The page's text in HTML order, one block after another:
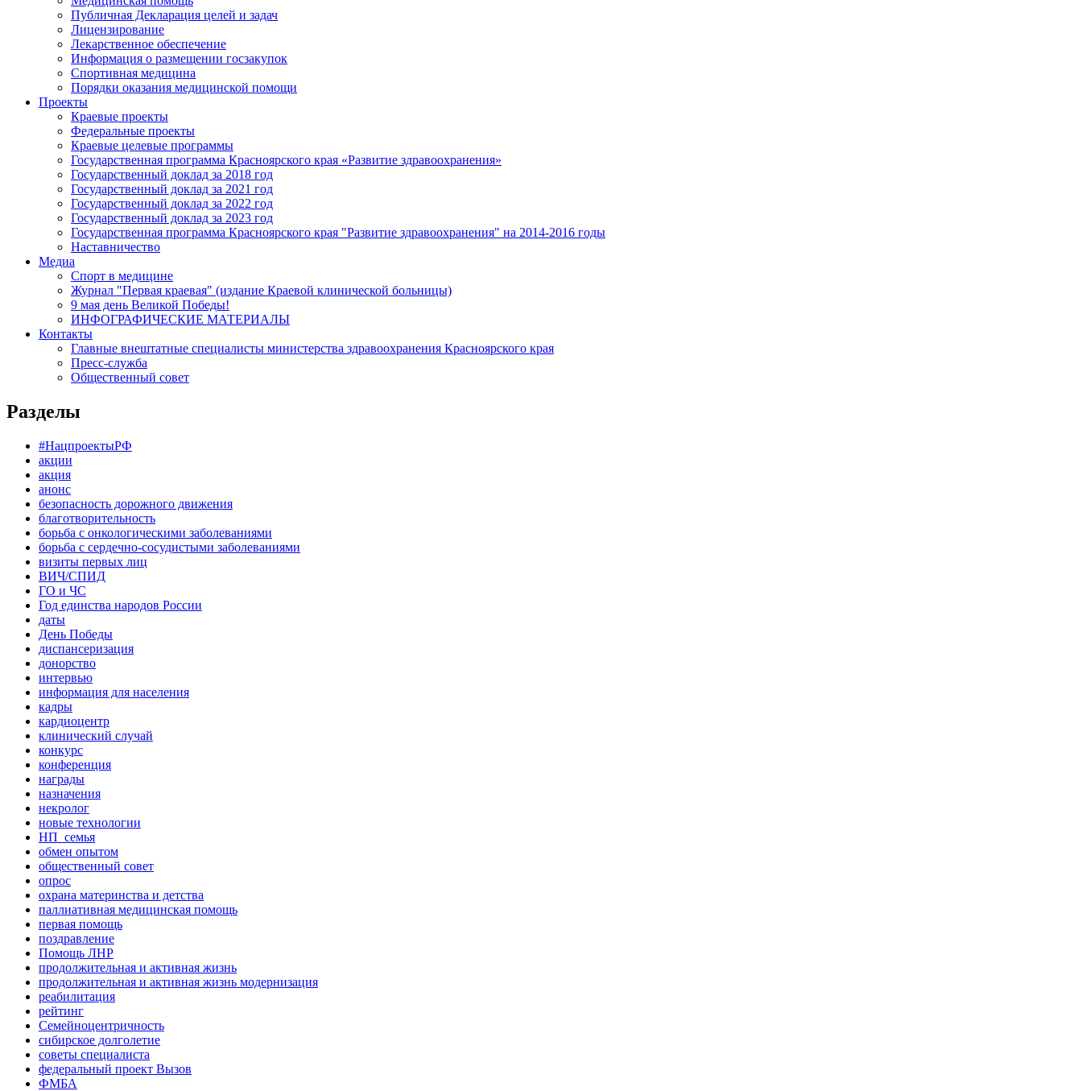
Публичная Декларация целей и задач
Лицензирование
Лекарственное обеспечение
Информация о размещении госзакупок
Спортивная медицина
Порядки оказания медицинской помощи
Проекты
Краевые проекты
Федеральные проекты
Краевые целевые программы
Государственная программа Красноярского края «Развитие здравоохранения»
Государственный доклад за 2018 год
Государственный доклад за 2021 год
Государственный доклад за 2022 год
Государственный доклад за 2023 год
Государственная программа Красноярского края "Развитие здравоохранения" на 2014-2016 годы
Наставничество
Медиа
Спорт в медицине
Журнал "Первая краевая" (издание Краевой клинической больницы)
9 мая день Великой Победы!
ИНФОГРАФИЧЕСКИЕ МАТЕРИАЛЫ
Контакты
Главные внештатные специалисты министерства здравоохранения Красноярского края
Пресс-служба
Общественный совет
Разделы
#НацпроектыРФ
акции
акция
анонс
безопасность дорожного движения
благотворительность
борьба с онкологическими заболеваниями
борьба с сердечно-сосудистыми заболеваниями
визиты первых лиц
ВИЧ/СПИД
ГО и ЧС
Год единства народов России
даты
День Победы
диспансеризация
донорство
интервью
информация для населения
кадры
кардиоцентр
клинический случай
конкурс
конференция
награды
назначения
некролог
новые технологии
НП_семья
обмен опытом
общественный совет
опрос
охрана материнства и детства
паллиативная медицинская помощь
первая помощь
поздравление
Помощь ЛНР
продолжительная и активная жизнь
продолжительная и активная жизнь модернизация
реабилитация
рейтинг
Семейноцентричность
сибирское долголетие
советы специалиста
федеральный проект Вызов
ФМБА